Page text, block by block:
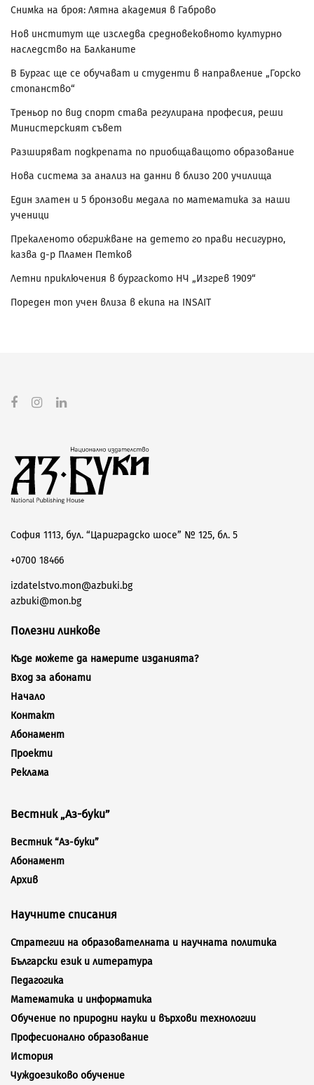
Снимка на броя: Лятна академия в Габрово
Нов институт ще изследва средновековното културно
наследство на Балканите
В Бургас ще се обучават и студенти в направление „Горско
стопанство“
Треньор по вид спорт става регулирана професия, реши
Министерският съвет
Разширяват подкрепата по приобщаващото образование
Нова система за анализ на данни в близо 200 училища
Един златен и 5 бронзови медала по математика за наши
ученици
Прекаленото обгрижване на детето го прави несигурно,
казва д-р Пламен Петков
Летни приключения в бургаското НЧ „Изгрев 1909“
Пореден топ учен влиза в екипа на INSAIT
София 1113, бул. “Цариградско шосе” № 125, бл. 5
+0700 18466
izdatelstvo.mon@azbuki.bg
azbuki@mon.bg
Полезни линкове
Къде можете да намерите изданията?
Вход за абонати
Начало
Контакт
Абонамент
Проекти
Реклама
Вестник „Аз-буки”
Вестник “Аз-буки”
Абонамент
Архив
Научните списания
Стратегии на образователната и научната политика
Български език и литература
Педагогика
Математика и информатика
Обучение по природни науки и върхови технологии
Професионално образование
История
Чуждоезиково обучение